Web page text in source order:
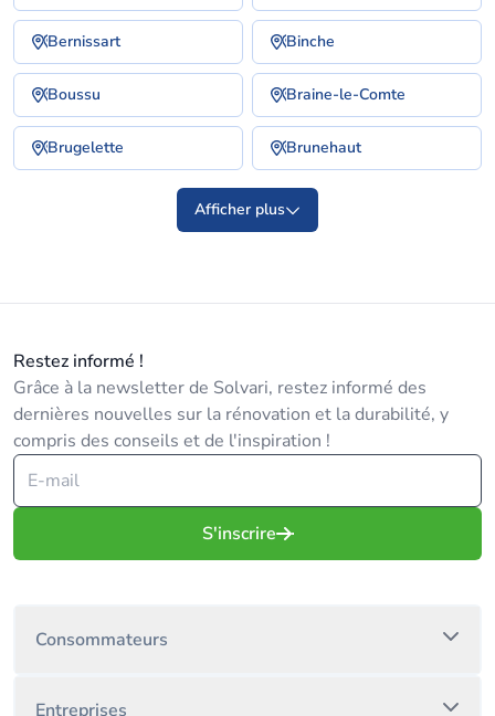
Bernissart Binche
Boussu Braine-le-Comte
Brugelette Brunehaut
Afficher plus
Restez informé !
Grâce à la newsletter de Solvari, restez informé des
dernières nouvelles sur la rénovation et la durabilité, y
compris des conseils et de l'inspiration !
S'inscrire
Consommateurs
Entreprises